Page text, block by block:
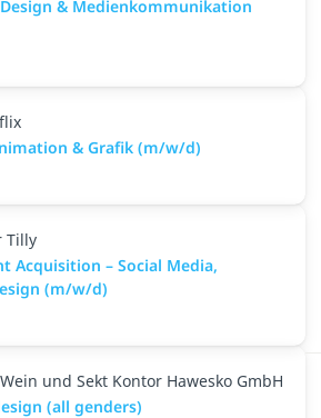
& Medienkommunikation
& Grafik (m/w/d)
Tilly
Acquisition – Social Media,
(m/w/d)
und Sekt Kontor Hawesko GmbH
(all genders)